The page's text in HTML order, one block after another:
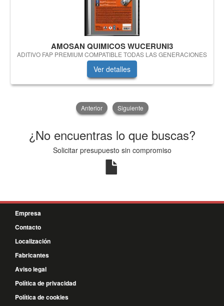
AMOSAN QUIMICOS WUCERUNI3
ADITIVO FAP PREMIUM COMPATIBLE TODAS LAS GENERACIONES
Ver detalles
Anterior Siguiente
¿No encuentras lo que buscas?
Solicitar presupuesto sin compromiso
Empresa
Contacto
Localización
Fabricantes
Aviso legal
Política de privacidad
Política de cookies